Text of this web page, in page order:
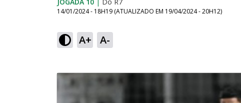
14/01/2024 - 18H19 (ATUALIZADO EM 19/04/2024 - 20H12)
A+ A-